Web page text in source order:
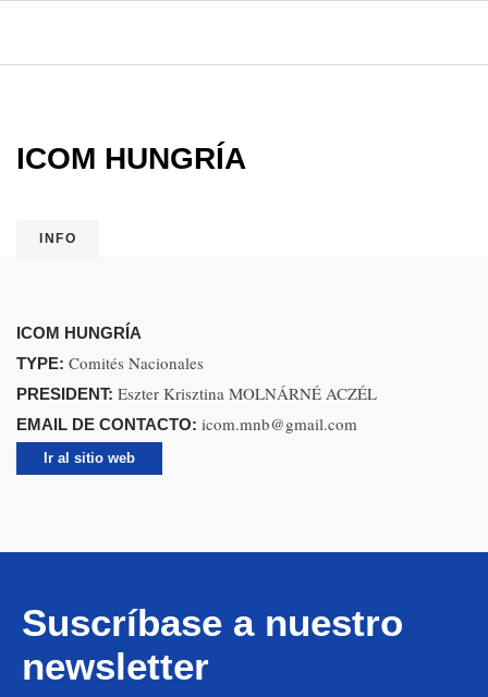
ICOM HUNGRÍA
INFO
ICOM HUNGRÍA
TYPE: Comités Nacionales
PRESIDENT: Eszter Krisztina MOLNÁRNÉ ACZÉL
EMAIL DE CONTACTO: icom.mnb@gmail.com
Ir al sitio web
Suscríbase a nuestro
newsletter